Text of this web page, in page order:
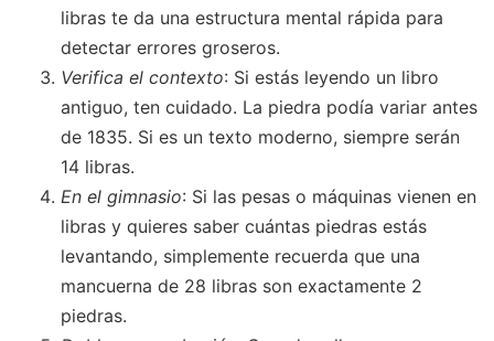
libras te da una estructura mental rápida para
detectar errores groseros.
Verifica el contexto: Si estás leyendo un libro
antiguo, ten cuidado. La piedra podía variar antes
de 1835. Si es un texto moderno, siempre serán
14 libras.
En el gimnasio: Si las pesas o máquinas vienen en
libras y quieres saber cuántas piedras estás
levantando, simplemente recuerda que una
mancuerna de 28 libras son exactamente 2
piedras.